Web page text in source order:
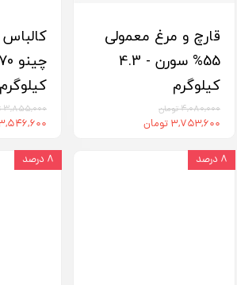
قارچ و مرغ معمولی
55% سورن - 4.3
کیلوگرم
۴,۰۸۰,۰۰۰ تومان
۳,۷۵۳,۶۰۰ تومان
کیلوگرم
۳,۸۵۵,۰۰۰ تومان
۳,۵۴۶,۶۰۰
۸ درصد ۸ درصد